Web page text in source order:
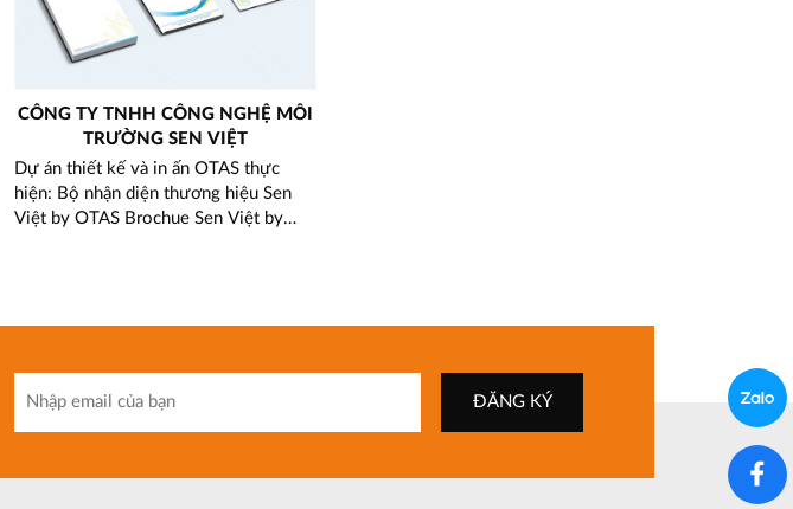
CÔNG TY TNHH CÔNG NGHỆ MÔI
TRƯỜNG SEN VIỆT
Dự án thiết kế và in ấn OTAS thực
hiện: Bộ nhận diện thương hiệu Sen
Việt by OTAS Brochue Sen Việt by